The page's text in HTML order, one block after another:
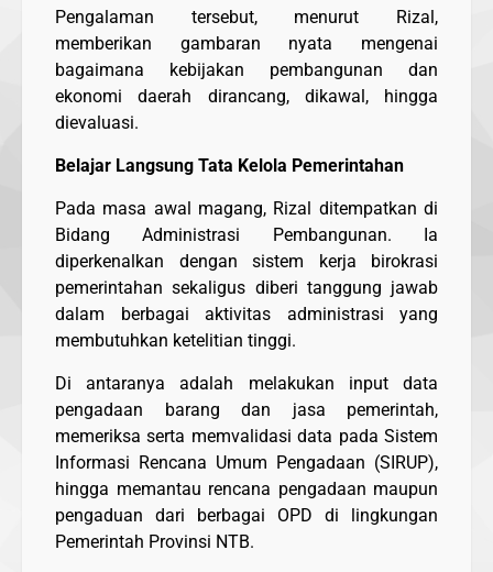
Pengalaman tersebut, menurut Rizal,
memberikan gambaran nyata mengenai
bagaimana kebijakan pembangunan dan
ekonomi daerah dirancang, dikawal, hingga
dievaluasi.
Belajar Langsung Tata Kelola Pemerintahan
Pada masa awal magang, Rizal ditempatkan di
Bidang Administrasi Pembangunan. Ia
diperkenalkan dengan sistem kerja birokrasi
pemerintahan sekaligus diberi tanggung jawab
dalam berbagai aktivitas administrasi yang
membutuhkan ketelitian tinggi.
Di antaranya adalah melakukan input data
pengadaan barang dan jasa pemerintah,
memeriksa serta memvalidasi data pada Sistem
Informasi Rencana Umum Pengadaan (SIRUP),
hingga memantau rencana pengadaan maupun
pengaduan dari berbagai OPD di lingkungan
Pemerintah Provinsi NTB.